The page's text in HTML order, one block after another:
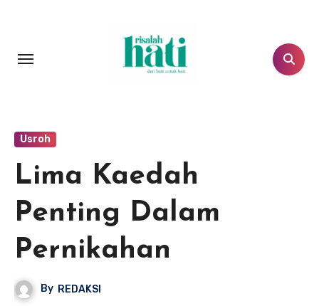
Usroh
Lima Kaedah
Penting Dalam
Pernikahan
By REDAKSI